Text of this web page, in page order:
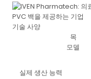
기술 사양
목
모델
실제 생산 능력